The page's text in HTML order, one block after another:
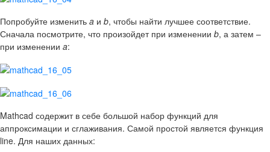
Попробуйте изменить a и b, чтобы найти лучшее соответствие.
Сначала посмотрите, что произойдет при изменении b, а затем –
при изменении a:
Mathcad содержит в себе большой набор функций для
аппроксимации и сглаживания. Самой простой является функция
line. Для наших данных: